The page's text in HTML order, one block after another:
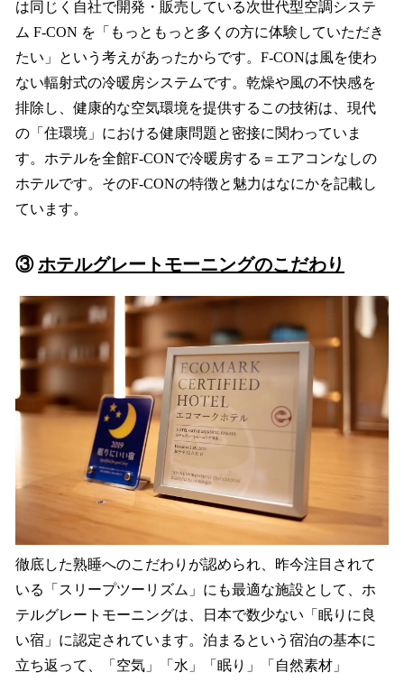
は同じく自社で開発・販売している次世代型空調システ
ム F-CON を「もっともっと多くの方に体験していただき
たい」という考えがあったからです。F-CONは風を使わ
ない輻射式の冷暖房システムです。乾燥や風の不快感を
排除し、健康的な空気環境を提供するこの技術は、現代
の「住環境」における健康問題と密接に関わっていま
す。ホテルを全館F-CONで冷暖房する＝エアコンなしの
ホテルです。そのF-CONの特徴と魅力はなにかを記載し
ています。
③ホテルグレートモーニングのこだわり
徹底した熟睡へのこだわりが認められ、昨今注目されて
いる「スリープツーリズム」にも最適な施設として、ホ
テルグレートモーニングは、日本で数少ない「眠りに良
い宿」に認定されています。泊まるという宿泊の基本に
立ち返って、「空気」「水」「眠り」「自然素材」